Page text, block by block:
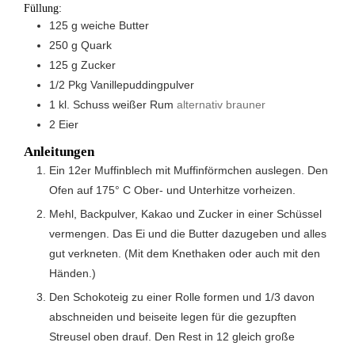
Füllung:
125 g weiche Butter
250 g Quark
125 g Zucker
1/2 Pkg Vanillepuddingpulver
1 kl. Schuss weißer Rum alternativ brauner
2 Eier
Anleitungen
Ein 12er Muffinblech mit Muffinförmchen auslegen. Den
Ofen auf 175° C Ober- und Unterhitze vorheizen.
Mehl, Backpulver, Kakao und Zucker in einer Schüssel
vermengen. Das Ei und die Butter dazugeben und alles
gut verkneten. (Mit dem Knethaken oder auch mit den
Händen.)
Den Schokoteig zu einer Rolle formen und 1/3 davon
abschneiden und beiseite legen für die gezupften
Streusel oben drauf. Den Rest in 12 gleich große